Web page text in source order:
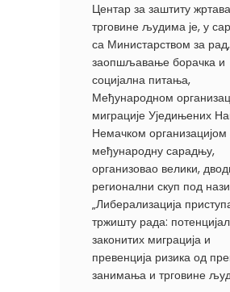
Центар за заштиту жртава
трговине људима је, у
са Министарством за рад,
заопшљавање борачка и
социјална питања,
Међународном
миграције Уједињених
Немачком организацијом
међународну сарадњу,
организовао велики,
регионални скуп под
„Либерализација
тржишту рада:
законитих миграција и
превенција ризика од
занимања и трговине